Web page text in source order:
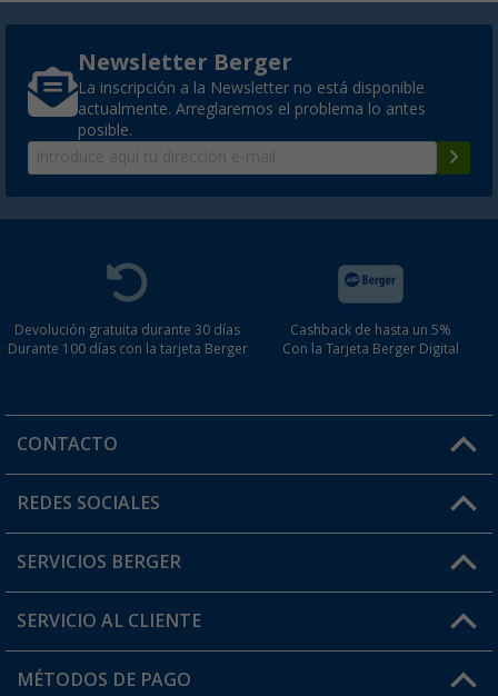
Newsletter Berger
La inscripción a la Newsletter no está disponible
actualmente. Arreglaremos el problema lo antes
posible.
Devolución gratuita durante 30 días
Durante 100 días con la tarjeta Berger
Cashback de hasta un 5%
Con la Tarjeta Berger Digital
CONTACTO
Horario de atención al cliente:
¿Tienes alguna duda?
REDES SOCIALES
SERVICIOS BERGER
Conviértete en distribuidor
Mi cuenta
SERVICIO AL CLIENTE
FAQ y Contacto
MÉTODOS DE PAGO